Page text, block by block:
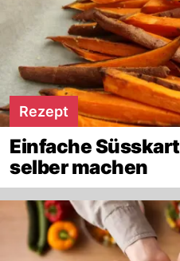
Rezept
Einfache
selber machen